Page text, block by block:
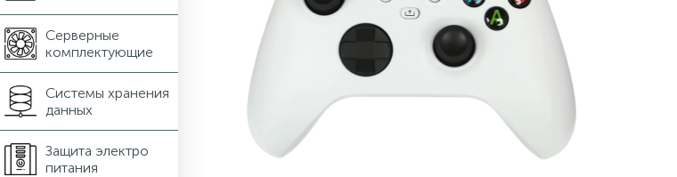
Серверные
комплектующие
Системы хранения
данных
Защита электро
питания